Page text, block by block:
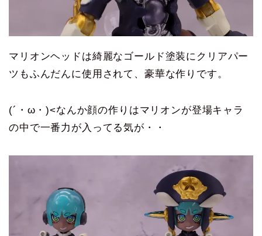
マリオンヘッドは綺麗なゴールド塗装にクリアパー
ツもふんだんに使用されて、豪華な作りです。
(´・ω・)<なんか顔の作りはマリオンが登場キャラ
の中で一番力が入ってる気が・・